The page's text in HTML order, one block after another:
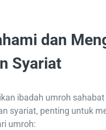
dan
Syariat
ibadah umroh sahabat
syariat, penting untuk
umroh: